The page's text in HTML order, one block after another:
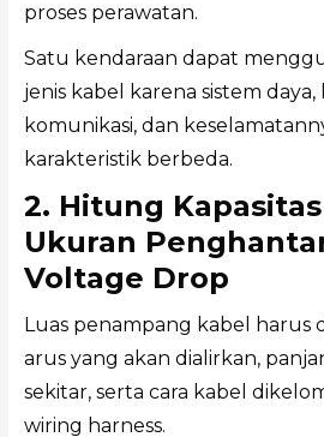
proses perawatan.
Satu kendaraan dapat
jenis kabel karena sistem
komunikasi, dan
karakteristik berbeda.
2. Hitung
Ukuran
Voltage Drop
Luas penampang kabel harus
arus yang akan dialirkan,
sekitar, serta cara kabel
wiring harness.